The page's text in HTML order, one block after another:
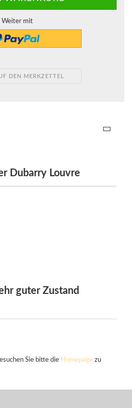
Weiter mit
DEN MERKZETTEL
Dubarry Louvre
guter Zustand
Sie bitte die Homepage zu